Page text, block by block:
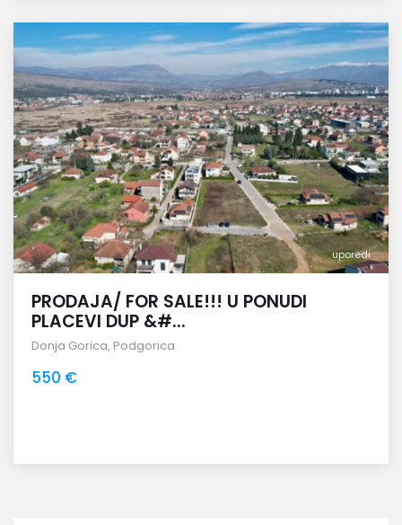
uporedi
PRODAJA/ FOR SALE!!! U PONUDI
PLACEVI DUP &#...
Donja Gorica, Podgorica
550 €